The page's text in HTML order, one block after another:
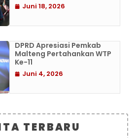
Juni 18, 2026
DPRD Apresiasi Pemkab
Malteng Pertahankan WTP
Ke-11
Juni 4, 2026
TERBARU